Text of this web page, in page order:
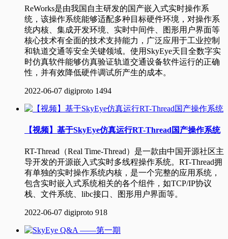
ReWorks是由我国自主研发的国产嵌入式实时操作系
统，该操作系统能够适配多种目标硬件环境，对操作系
统内核、集成开发环境、实时中间件、图形用户界面等
核心技术有全面的技术支持能力，广泛应用于工业控制
和轨道交通等安全关键领域。使用SkyEye天目全数字实
时仿真软件能够仿真验证轨道交通设备软件运行的正确
性，并有效降低硬件调试所产生的成本。
2022-06-07 digiproto 1494
【视频】基于SkyEye仿真运行RT-Thread国产操作系统
​RT-Thread（Real Time-Thread）是一款由中国开源社区主
导开发的开源嵌入式实时多线程操作系统。RT-Thread拥
有单独的实时操作系统内核，是一个完整的应用系统，
包含实时嵌入式系统相关的各个组件，如TCP/IP协议
栈、文件系统、libc接口、图形用户界面等。
2022-06-07 digiproto 918